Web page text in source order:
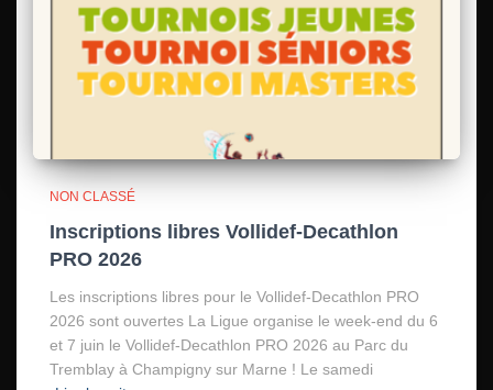
NON CLASSÉ
Inscriptions libres Vollidef-Decathlon
PRO 2026
Les inscriptions libres pour le Vollidef-Decathlon PRO
2026 sont ouvertes La Ligue organise le week-end du 6
et 7 juin le Vollidef-Decathlon PRO 2026 au Parc du
Tremblay à Champigny sur Marne ! Le samedi